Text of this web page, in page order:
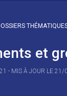
et
- MIS À JOUR LE